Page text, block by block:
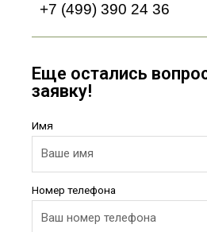
+7 (499) 390 24 36
Еще остались
заявку!
Имя
Номер телефона